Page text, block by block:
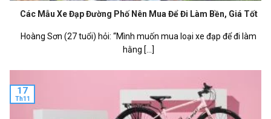
Các Mẫu Xe Đạp Đường Phố Nên Mua Để Đi Làm Bền, Giá Tốt
Hoàng Sơn (27 tuổi) hỏi: “Mình muốn mua loại xe đạp để đi làm
hằng [...]
17
Th11